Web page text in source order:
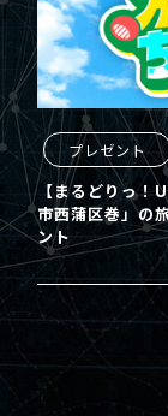
プレゼント
【まるどりっ！
市西蒲区巻」の
ント